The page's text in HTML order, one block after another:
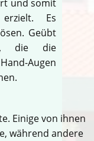
und somit
erzielt. Es
Geübt
die die
Augen
Einige von ihnen
während andere